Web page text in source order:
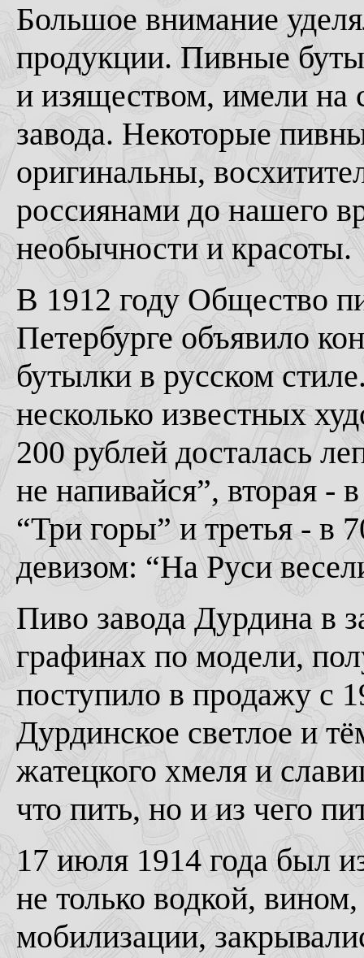
Большое внимание
продукции. Пивные
и изяществом, имели на
завода. Некоторые
оригинальны,
россиянами до нашего
необычности и красоты.
В 1912 году Общество
Петербурге объявило
бутылки в русском
несколько известных
200 рублей досталась
не напивайся”, вторая -
“Три горы” и третья - в
девизом: “На Руси
Пиво завода Дурдина в
графинах по модели,
поступило в продажу с
Дурдинское светлое и
жатецкого хмеля и
что пить, но и из чего
17 июля 1914 года был
не только водкой,
мобилизации,